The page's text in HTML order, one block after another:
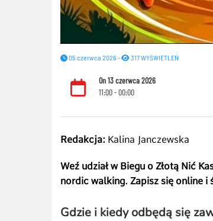
05 czerwca 2026 - 317 WYŚWIETLEŃ
On 13 czerwca 2026
11:00 - 00:00
Redakcja: Kalina Janczewska
Weź udział w Biegu o Złotą Nić
nordic walking. Zapisz się online i
Gdzie i kiedy odbędą się